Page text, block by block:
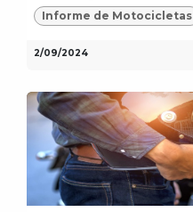
Informe de Motocicletas
2/09/2024